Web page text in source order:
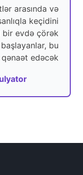
arasında və
keçidini
bir evdə çörək
bu
edəcək.